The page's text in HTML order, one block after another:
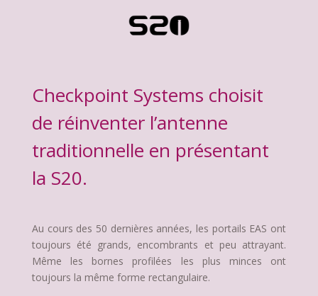
Checkpoint Systems choisit
de réinventer l’antenne
traditionnelle en présentant
la S20.
Au cours des 50 dernières années, les portails EAS ont
toujours été grands, encombrants et peu attrayant.
Même les bornes profilées les plus minces ont
toujours la même forme rectangulaire.